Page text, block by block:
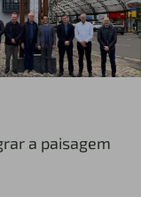
a paisagem